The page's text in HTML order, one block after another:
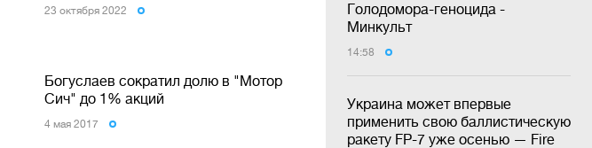
Голодомора-геноцида -
Минкульт
14:58
Украина может впервые
применить свою баллистическую
ракету FP-7 уже осенью — Fire
23 октября 2022
Богуслаев сократил долю в "Мотор
Сич" до 1% акций
4 мая 2017